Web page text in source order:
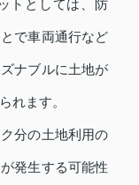
トとしては、防
で車両通行など
ナブルに土地が
れます。
分の土地利用の
発生する可能性